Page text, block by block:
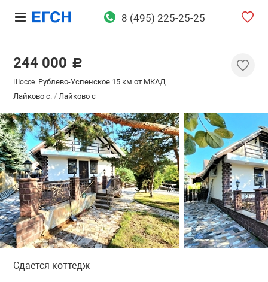
8 (495) 225-25-25
244 000 c
Шоссе Рублево-Успенское 15 км от МКАД
Лайково с./ Лайково с
Сдается коттедж